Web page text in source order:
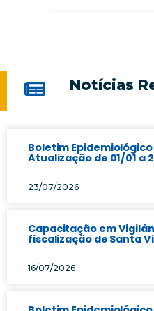
Notícias
Boletim
Atualização de 01/01 a
23/07/2026
Capacitação em
fiscalização de Santa
16/07/2026